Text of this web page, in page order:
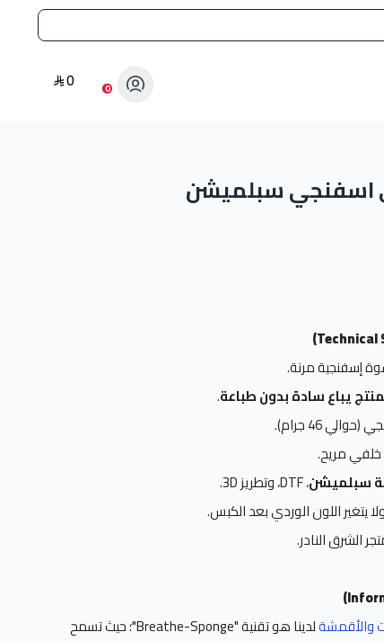
0
0
اسفنجي سبلميشن
إسفنجية مرنة.
يباع سادة بدون طباعة.
46 جرام).
خلفي مريح.
سبلميشن، DTF، وتطريز 3D.
يتغير اللون الوردي بعد الكبس.
الشرق النادر.
والأقمشة
لدينا هو تقنية "Breathe-Sponge"؛ حيث تسمح